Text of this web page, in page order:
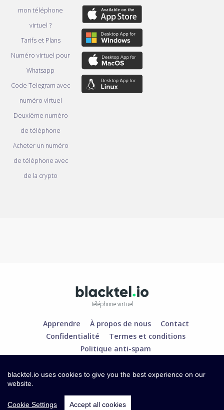
mon téléphone
virtuel ?
Tarifs et Plans
Numéro virtuel pour
Whatsapp
Code Telegram avec
numéro virtuel
Deuxième numéro
de téléphone
Acheter un numéro
de téléphone avec
de la crypto
Téléphone virtuel
Apprendre À propos de nous
Contact
Confidentialité
Termes et conditions
Politique anti-spam
blacktel.io uses cookies to give you the best experience on our
website.
Cookie Settings Accept all cookies